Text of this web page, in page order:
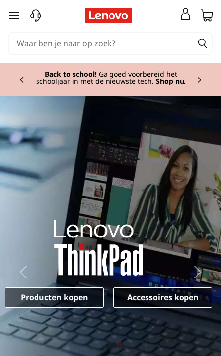
Ga naar de hoofdinhoud
Back to school!Ga goed voorbereid het
schooljaar in met de nieuwste tech. Shop nu.
Currently displaying item 1 of 2
Producten kopen Accessoires kopen
Previous Next